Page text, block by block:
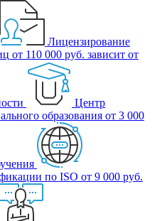
Лицензирование
от 110 000 руб. зависит от
Центр
образования от 3 000
по ISO от 9 000 руб.